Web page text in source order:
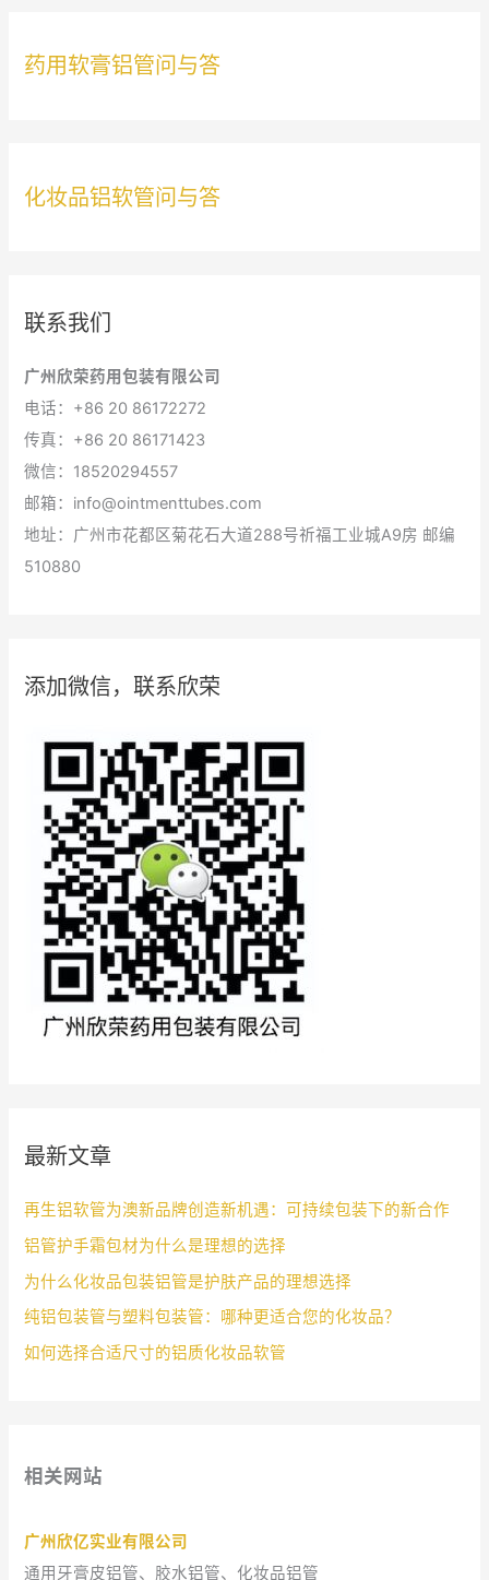
药用软膏铝管问与答
化妆品铝软管问与答
联系我们
广州欣荣药用包装有限公司
电话：+86 20 86172272
传真：+86 20 86171423
微信：18520294557
邮箱：info@ointmenttubes.com
地址：广州市花都区菊花石大道288号祈福工业城A9房 邮编
510880
添加微信，联系欣荣
最新文章
再生铝软管为澳新品牌创造新机遇：可持续包装下的新合作
铝管护手霜包材为什么是理想的选择
为什么化妆品包装铝管是护肤产品的理想选择
纯铝包装管与塑料包装管：哪种更适合您的化妆品？
如何选择合适尺寸的铝质化妆品软管
相关网站
广州欣亿实业有限公司
通用牙膏皮铝管、胶水铝管、化妆品铝管